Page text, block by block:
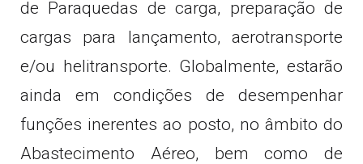
de Paraquedas de carga, preparação de
cargas para lançamento, aerotransporte
e/ou helitransporte. Globalmente, estarão
ainda em condições de desempenhar
funções inerentes ao posto, no âmbito do
Abastecimento Aéreo, bem como de